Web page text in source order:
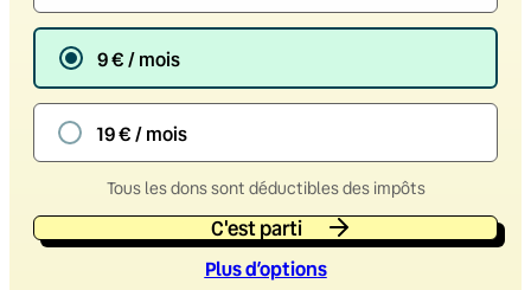
9 € / mois
19 € / mois
Tous les dons sont déductibles des impôts
C'est parti
Plus d’options